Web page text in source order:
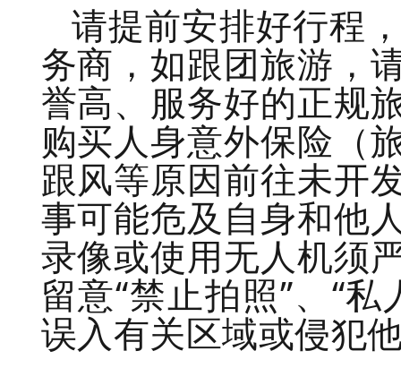
请提前安排好行程
务商，如跟团旅游，
誉高、服务好的正规
购买人身意外保险（
跟风等原因前往未开
事可能危及自身和他
录像或使用无人机须
留意“禁止拍照”、“
误入有关区域或侵犯